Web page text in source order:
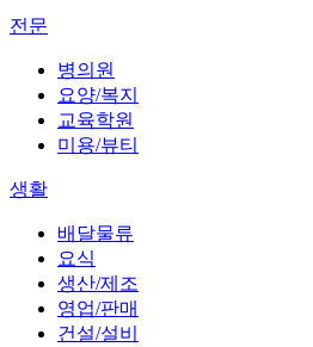
전문
병의원
요양/복지
교육학원
미용/뷰티
생활
배달물류
요식
생산/제조
영업/판매
건설/설비